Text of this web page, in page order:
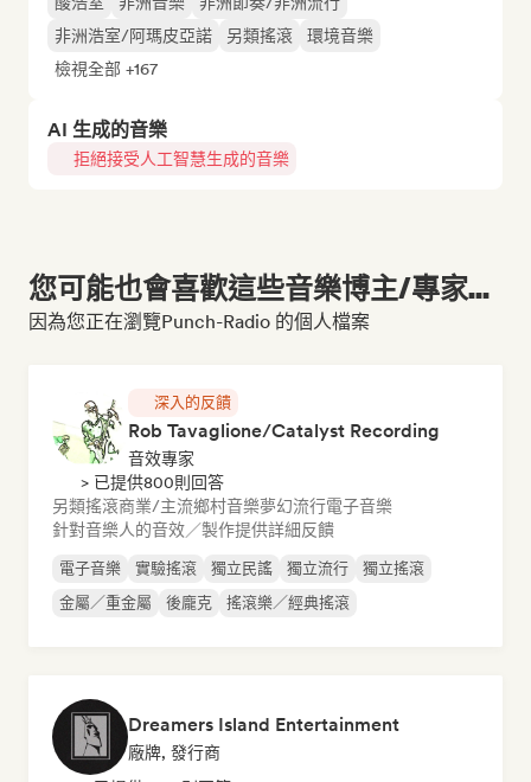
非洲浩室/阿瑪皮亞諾
另類搖滾
環境音樂
檢視全部 +167
AI 生成的音樂
拒絕接受人工智慧生成的音樂
您可能也會喜歡這些音樂博主/專家...
因為您正在瀏覽Punch-Radio 的個人檔案
深入的反饋
Rob Tavaglione/Catalyst Recording
音效專家
> 已提供800則回答
另類搖滾商業/主流鄉村音樂夢幻流行電子音樂
針對音樂人的音效／製作提供詳細反饋
電子音樂 實驗搖滾 獨立民謠 獨立流行
獨立搖滾
金屬／重金屬
後龐克 搖滾樂／經典搖滾
Dreamers Island Entertainment
廠牌, 發行商